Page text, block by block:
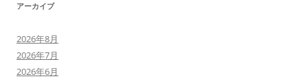
アーカイブ
2026年8月
2026年7月
2026年6月